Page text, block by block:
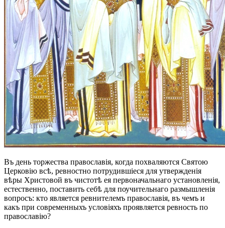
Въ день торжества православія, когда похваляются Святою
Церковію всѣ, ревностно потрудившіеся для утвержденія
вѣры Христовой въ чистотѣ ея первоначальнаго установленія,
естественно, поставить себѣ для поучительнаго размышленія
вопросъ: кто является ревнителемъ православія, въ чемъ и
какъ при современныхъ условіяхъ проявляется ревность по
православію?